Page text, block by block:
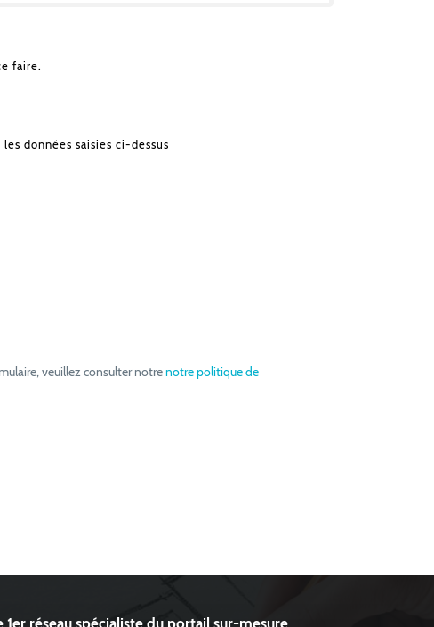
faire.
données saisies ci-dessus
veuillez consulter notrenotre politique de
1er réseau spécialiste du portail sur-mesure